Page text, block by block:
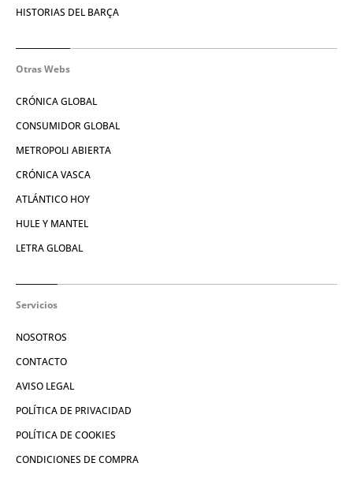
HISTORIAS DEL BARÇA
Otras Webs
CRÓNICA GLOBAL
CONSUMIDOR GLOBAL
METROPOLI ABIERTA
CRÓNICA VASCA
ATLÁNTICO HOY
HULE Y MANTEL
LETRA GLOBAL
Servicios
NOSOTROS
CONTACTO
AVISO LEGAL
POLÍTICA DE PRIVACIDAD
POLÍTICA DE COOKIES
CONDICIONES DE COMPRA